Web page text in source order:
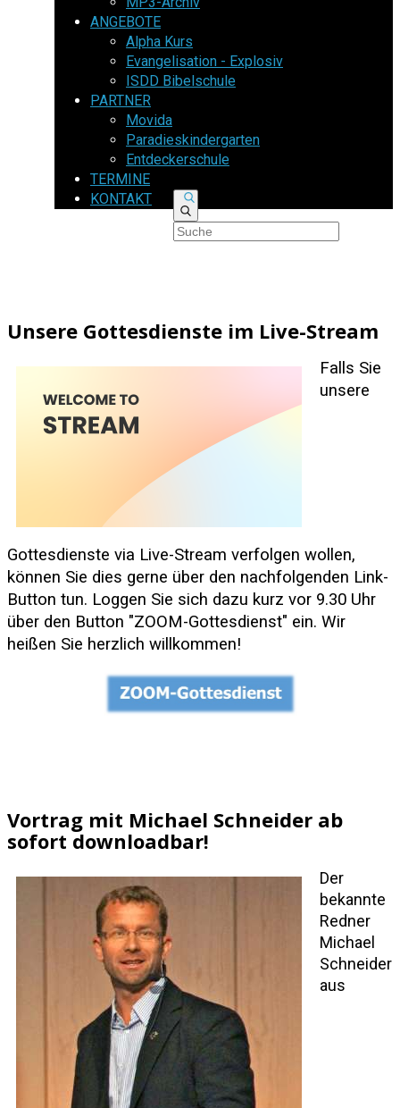
ANGEBOTE
Alpha Kurs
Evangelisation - Explosiv
ISDD Bibelschule
PARTNER
Movida
Paradieskindergarten
Entdeckerschule
TERMINE
KONTAKT
Unsere Gottesdienste im Live-Stream
Falls Sie
unsere
Gottesdienste via Live-Stream verfolgen wollen,
können Sie dies gerne über den nachfolgenden Link-
Button tun. Loggen Sie sich dazu kurz vor 9.30 Uhr
über den Button "ZOOM-Gottesdienst" ein. Wir
heißen Sie herzlich willkommen!
Vortrag mit Michael Schneider ab
sofort downloadbar!
Der
bekannte
Redner
Michael
Schneider
aus